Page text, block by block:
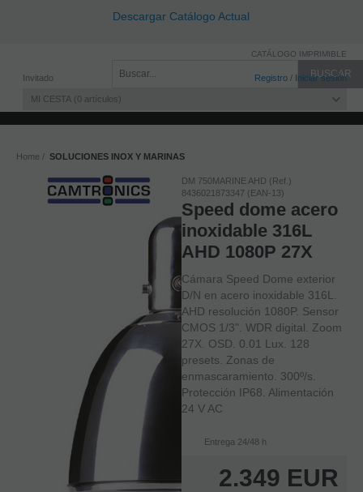
Descargar Catálogo Actual
Invitado Registro / Iniciar sesión
MI CESTA 0 artículos
CATÁLOGO IMPRIMIBLE
Home SOLUCIONES INOX Y MARINAS
DM 750MARINE AHD (Ref.)
8436021873347 (EAN-13)
Speed dome acero
inoxidable 316L
AHD 1080P 27X
Cámara Speed Dome exterior
D/N en acero inoxidable 316L.
AHD resolución 1080P. Sensor
CMOS 1/3". WDR digital. Zoom
27X. OSD. 0.01 Lux. 128
presets. Zonas de
enmascaramiento. 300º/s.
Protección IP68. Alimentación
24 V AC
Entrega 24/48 h
2.349 EUR